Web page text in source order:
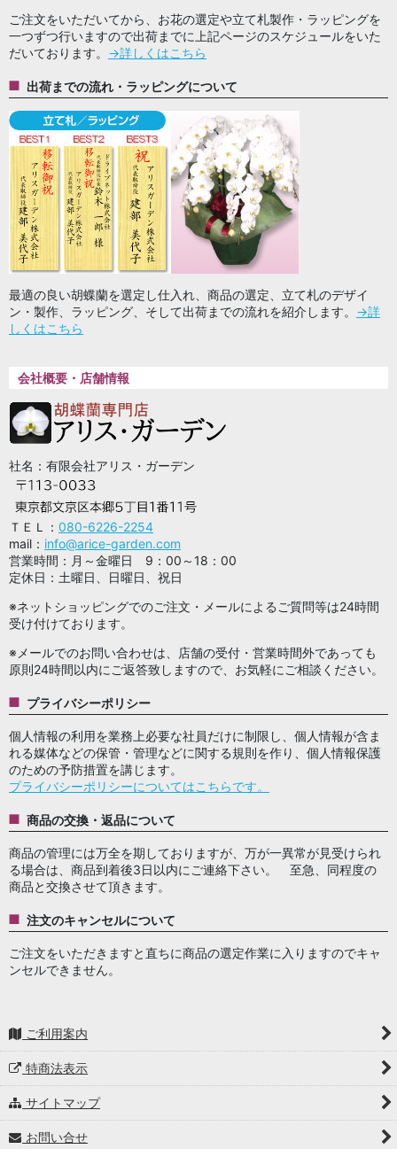
ご注文をいただいてから、お花の選定や立て札製作・ラッピングを
一つずつ行いますので出荷までに上記ページのスケジュールをいた
だいております。 →詳しくはこちら
出荷までの流れ・ラッピングについて
最適の良い胡蝶蘭を選定し仕入れ、商品の選定、立て札のデザイ
ン・製作、ラッピング、そして出荷までの流れを紹介します。 →詳
しくはこちら
会社概要・店舗情報
社名：有限会社アリス・ガーデン
ＴＥＬ： 080-6226-2254
mail： info@arice-garden.com
営業時間：月～金曜日 9：00～18：00
定休日：土曜日、日曜日、祝日
※ネットショッピングでのご注文・メールによるご質問等は24時間
受け付けております。
※メールでのお問い合わせは、店舗の受付・営業時間外であっても
原則24時間以内にご返答致しますので、お気軽にご相談ください。
プライバシーポリシー
個人情報の利用を業務上必要な社員だけに制限し、個人情報が含ま
れる媒体などの保管・管理などに関する規則を作り、個人情報保護
のための予防措置を講じます。
プライバシーポリシーについてはこちらです。
商品の交換・返品について
商品の管理には万全を期しておりますが、万が一異常が見受けられ
る場合は、商品到着後3日以内にご連絡下さい。 至急、同程度の
商品と交換させて頂きます。
注文のキャンセルについて
ご注文をいただきますと直ちに商品の選定作業に入りますのでキャ
ンセルできません。
ご利用案内
特商法表示
サイトマップ
お問い合せ